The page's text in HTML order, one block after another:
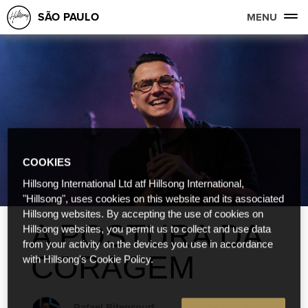
SÃO PAULO MENU
A POSTURA DA
CORAGEM
COOKIES
Hillsong International Ltd atf Hillsong International,
"Hillsong", uses cookies on this website and its associated
Hillsong websites. By accepting the use of cookies on
Hillsong websites, you permit us to collect and use data
from your activity on the devices you use in accordance
with Hillsong's Cookie Policy.